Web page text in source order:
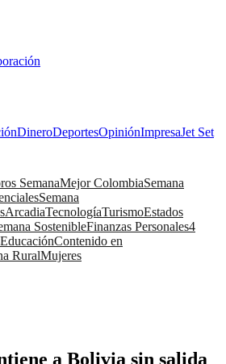
DineroDeportesOpiniónImpresaJet Set
SemanaMejor ColombiaSemana
Semana
ArcadiaTecnologíaTurismoEstados
SostenibleFinanzas Personales4
EducaciónContenido en
RuralMujeres
a Bolivia sin salida